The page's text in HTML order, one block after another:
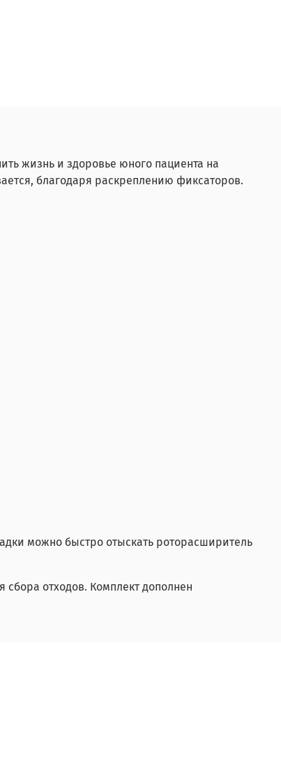
жизнь и здоровье юного пациента на
благодаря раскреплению фиксаторов.
можно быстро отыскать роторасширитель
отходов. Комплект дополнен